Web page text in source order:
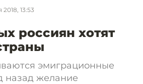
13:53
россиян хотят
эмиграционные
назад желание